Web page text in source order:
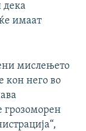
дека
имаат
мислењето
кон него во
грозоморен